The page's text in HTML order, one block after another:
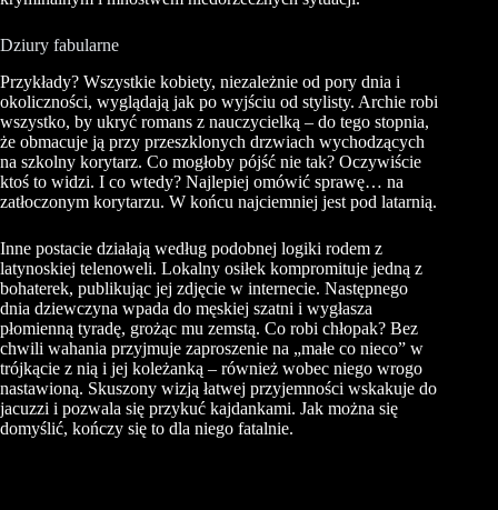
Dziury fabularne
Przykłady? Wszystkie kobiety, niezależnie od pory dnia i
okoliczności, wyglądają jak po wyjściu od stylisty. Archie robi
wszystko, by ukryć romans z nauczycielką – do tego stopnia,
że obmacuje ją przy przeszklonych drzwiach wychodzących
na szkolny korytarz. Co mogłoby pójść nie tak? Oczywiście
ktoś to widzi. I co wtedy? Najlepiej omówić sprawę… na
zatłoczonym korytarzu. W końcu najciemniej jest pod latarnią.
Inne postacie działają według podobnej logiki rodem z
latynoskiej telenoweli. Lokalny osiłek kompromituje jedną z
bohaterek, publikując jej zdjęcie w internecie. Następnego
dnia dziewczyna wpada do męskiej szatni i wygłasza
płomienną tyradę, grożąc mu zemstą. Co robi chłopak? Bez
chwili wahania przyjmuje zaproszenie na „małe co nieco” w
trójkącie z nią i jej koleżanką – również wobec niego wrogo
nastawioną. Skuszony wizją łatwej przyjemności wskakuje do
jacuzzi i pozwala się przykuć kajdankami. Jak można się
domyślić, kończy się to dla niego fatalnie.